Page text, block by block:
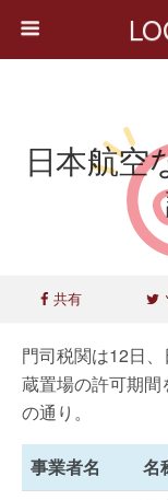
日本航空
共有
門司税関は12日
蔵置場の許可期
の通り。
事業者名 名